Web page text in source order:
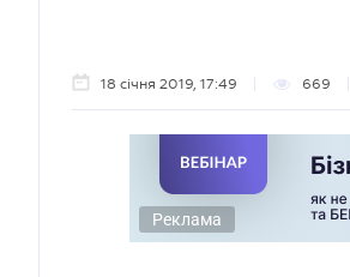
18 січня 2019, 17:49 669
Реклама